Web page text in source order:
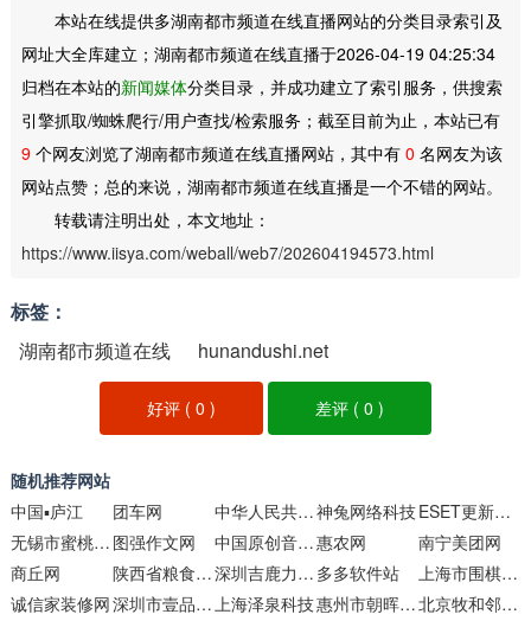
本站在线提供多湖南都市频道在线直播网站的分类目录索引及
网址大全库建立；湖南都市频道在线直播于2026-04-19 04:25:34
归档在本站的新闻媒体分类目录，并成功建立了索引服务，供搜索
引擎抓取/蜘蛛爬行/用户查找/检索服务；截至目前为止，本站已有
9个网友浏览了湖南都市频道在线直播网站，其中有 0 名网友为该
网站点赞；总的来说，湖南都市频道在线直播是一个不错的网站。
转载请注明出处，本文地址：
https://www.iisya.com/weball/web7/202604194573.html
标签：
湖南都市频道在线
直播
hunandushi.net
好评 (0 ) 差评 ( 0 )
随机推荐网站
中国▪庐江
团车网 中华人民共和国国防部神兔网络科技
ESET更新服务器
无锡市蜜桃餐饮管理 图强作文网 中国原创音乐基地惠农网
南宁美团网
商丘网
陕西省粮食和物资储备局 深圳吉鹿力招聘网 多多软件站
上海市围棋协会
诚信家装修网
深圳市壹品供应链上海泽泉科技 惠州市朝晖铁艺工程 北京牧和邻宠物用品有限责任公司